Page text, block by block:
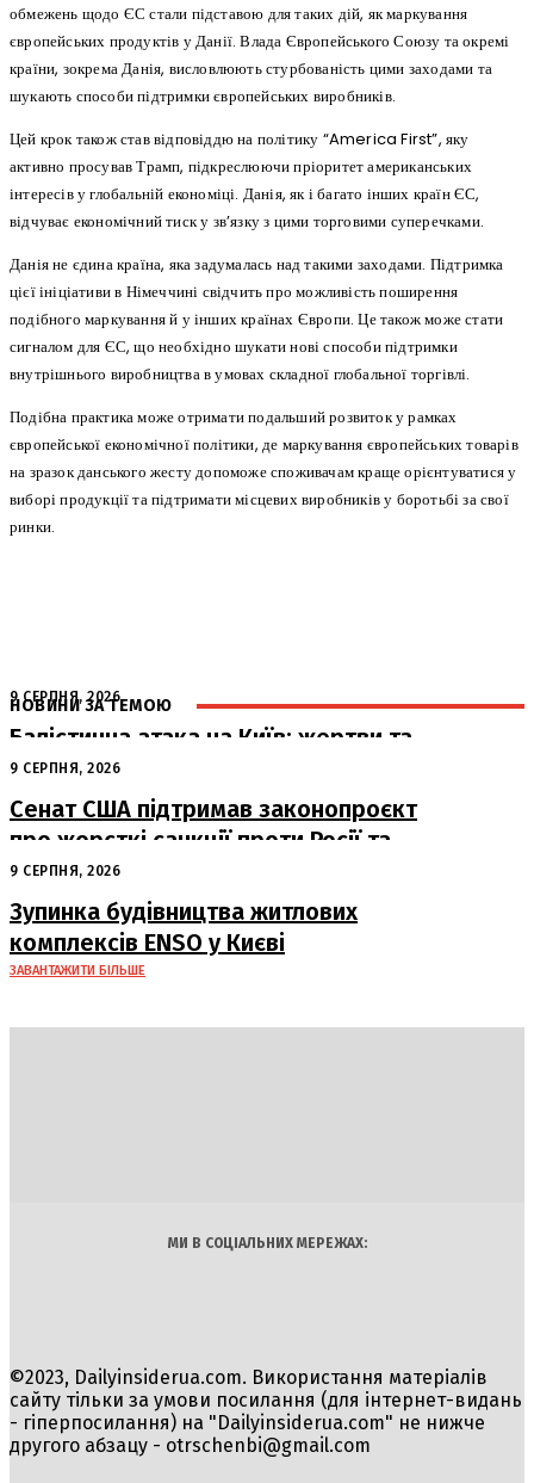
обмежень щодо ЄС стали підставою для таких дій, як маркування
європейських продуктів у Данії. Влада Європейського Союзу та окремі
країни, зокрема Данія, висловлюють стурбованість цими заходами та
шукають способи підтримки європейських виробників.
Цей крок також став відповіддю на політику “America First”, яку
активно просував Трамп, підкреслюючи пріоритет американських
інтересів у глобальній економіці. Данія, як і багато інших країн ЄС,
відчуває економічний тиск у зв’язку з цими торговими суперечками.
Данія не єдина країна, яка задумалась над такими заходами. Підтримка
цієї ініціативи в Німеччині свідчить про можливість поширення
подібного маркування й у інших країнах Європи. Це також може стати
сигналом для ЄС, що необхідно шукати нові способи підтримки
внутрішнього виробництва в умовах складної глобальної торгівлі.
Подібна практика може отримати подальший розвиток у рамках
європейської економічної політики, де маркування європейських товарів
на зразок данського жесту допоможе споживачам краще орієнтуватися у
виборі продукції та підтримати місцевих виробників у боротьбі за свої
ринки.
НОВИНИ ЗА ТЕМОЮ
9 СЕРПНЯ, 2026
Балістична атака на Київ: жертви та
руйнування
9 СЕРПНЯ, 2026
Сенат США підтримав законопроєкт
про жорсткі санкції проти Росії та
Ірану
9 СЕРПНЯ, 2026
Зупинка будівництва житлових
комплексів ENSO у Києві
ЗАВАНТАЖИТИ БІЛЬШЕ
МИ В СОЦІАЛЬНИХ МЕРЕЖАХ:
©2023, Dailyinsiderua.com. Використання матеріалів
сайту тільки за умови посилання (для інтернет-видань
- гіперпосилання) на "Dailyinsiderua.com" не нижче
другого абзацу - otrschenbi@gmail.com